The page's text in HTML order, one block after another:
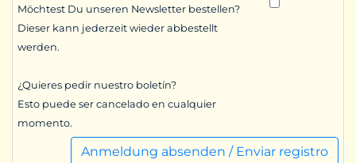
Möchtest Du unseren Newsletter bestellen?
Dieser kann jederzeit wieder abbestellt
werden.
¿Quieres pedir nuestro boletín?
Esto puede ser cancelado en cualquier
momento.
Anmeldung absenden / Enviar registro